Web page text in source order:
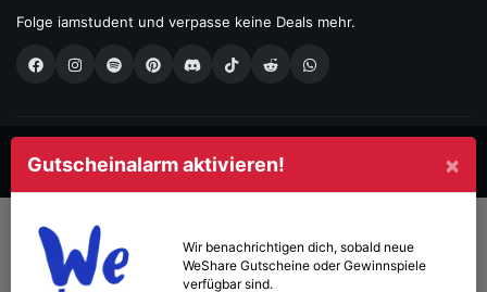
×
Gutscheinalarm aktivieren!
Wir benachrichtigen dich, sobald neue
WeShareGutscheine oder Gewinnspiele
verfügbar sind.
Folge iamstudent und verpasse keine Deals mehr.
© 2026 High Five GmbH. Einfach mehr vom Studium.